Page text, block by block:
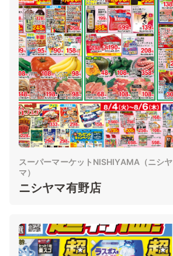
スーパーマーケットNISHIYAMA（ニシヤ
マ）
ニシヤマ有野店